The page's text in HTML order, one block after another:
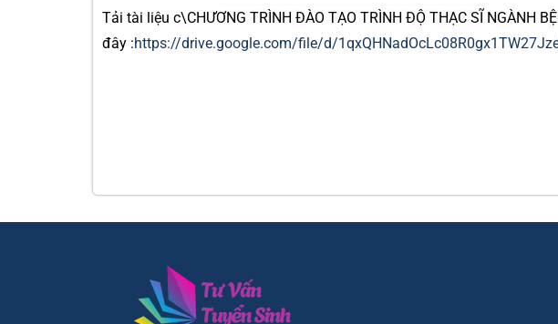
Tải tài liệu c\CHƯƠNG TRÌNH ĐÀO TẠO TRÌNH ĐỘ THẠC SĨ NGÀNH
đây :https://drive.google.com/file/d/